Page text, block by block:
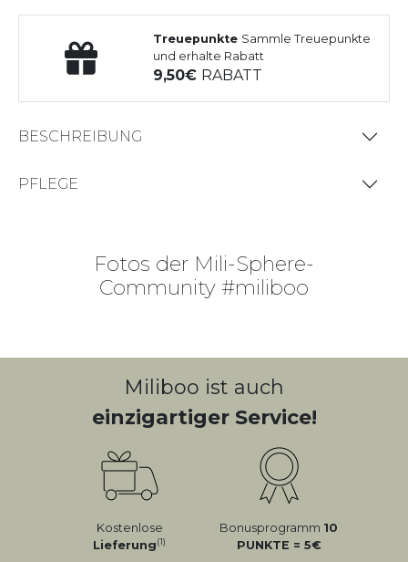
Treuepunkte Sammle Treuepunkte
und erhalte Rabatt
9,50 RABATT
BESCHREIBUNG
PFLEGE
Fotos der Mili-Sphere-
Community #miliboo
Miliboo ist auch
einzigartiger Service!
Kostenlose
Lieferung(1)
Bonusprogramm 10
PUNKTE = 5